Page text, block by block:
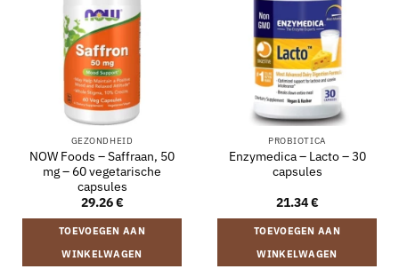
GEZONDHEID
NOW Foods – Saffraan, 50
mg – 60 vegetarische
capsules
29.26€
TOEVOEGEN AAN
WINKELWAGEN
PROBIOTICA
Enzymedica – Lacto – 30
capsules
21.34€
TOEVOEGEN AAN
WINKELWAGEN